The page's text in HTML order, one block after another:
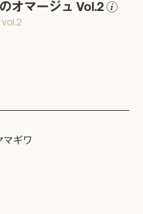
オマージュ Vol.2
マギワ